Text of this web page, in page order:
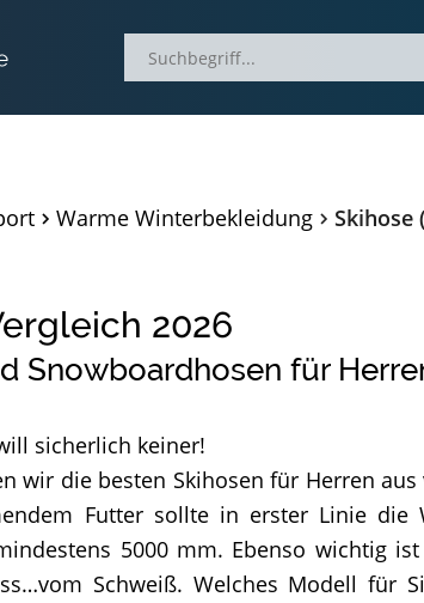
Warme Winterbekleidung Skihose
2026
Snowboardhosen für
sicherlich keiner!
wir die besten Skihosen für Herren
Futter sollte in erster Linie die
5000 mm. Ebenso wichtig
Schweiß. Welches Modell für